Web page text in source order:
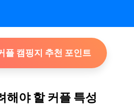
플 캠핑지 추천 포인트
해야 할 커플 특성